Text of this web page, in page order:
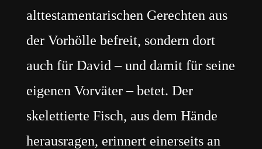
alttestamentarischen Gerechten aus
der Vorhölle befreit, sondern dort
auch für David – und damit für seine
eigenen Vorväter – betet. Der
skelettierte Fisch, aus dem Hände
herausragen, erinnert einerseits an